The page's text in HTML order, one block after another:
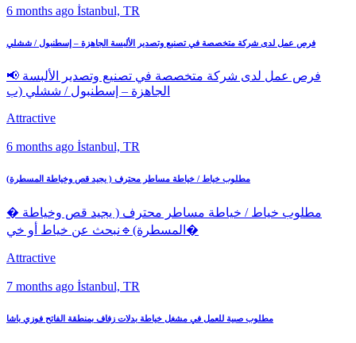
6 months ago İstanbul, TR
فرص عمل لدى شركة متخصصة في تصنيع وتصدير الألبسة الجاهزة – إسطنبول / ششلي
📢 فرص عمل لدى شركة متخصصة في تصنيع وتصدير الألبسة
الجاهزة – إسطنبول / ششلي (ب
Attractive
6 months ago İstanbul, TR
مطلوب خياط / خياطة مساطر محترف ( يجيد قص وخياطة المسطرة)
� مطلوب خياط / خياطة مساطر محترف ( يجيد قص وخياطة
المسطرة)🔹نبحث عن خياط أو خي�
Attractive
7 months ago İstanbul, TR
مطلوب صبية للعمل في مشغل خياطة بدلات زفاف بمنطقة الفاتح فوزي باشا